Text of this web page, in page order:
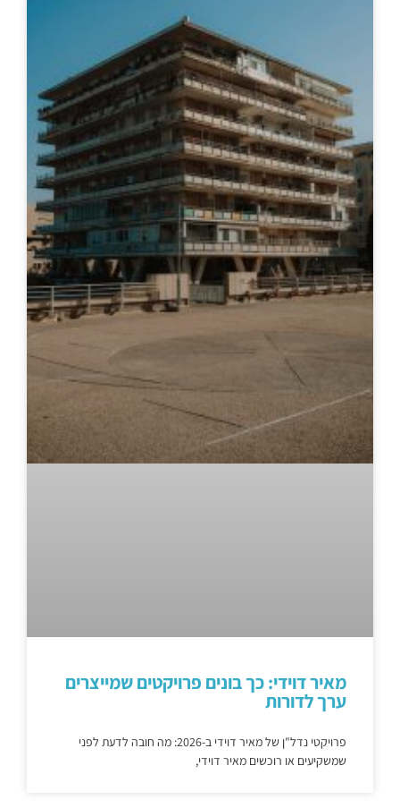
מאיר דוידי: כך בונים פרויקטים שמייצרים
ערך לדורות
פרויקטי נדל"ן של מאיר דוידי ב-2026: מה חובה לדעת לפני
שמשקיעים או רוכשים מאיר דוידי,